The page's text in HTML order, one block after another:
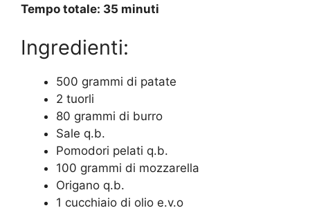
Tempo totale: 35 minuti
Ingredienti:
500 grammi di patate
2 tuorli
80 grammi di burro
Sale q.b.
Pomodori pelati q.b.
100 grammi di mozzarella
Origano q.b.
1 cucchiaio di olio e.v.o